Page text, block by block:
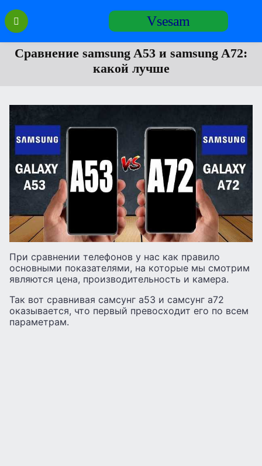
Перейти
содержанию
Vsesam
Сравнение samsung A53 и samsung A72:
какой лучше
При сравнении телефонов у нас как правило
основными показателями, на которые мы смотрим
являются цена, производительность и камера.
Так вот сравнивая самсунг а53 и самсунг а72
оказывается, что первый превосходит его по всем
параметрам.